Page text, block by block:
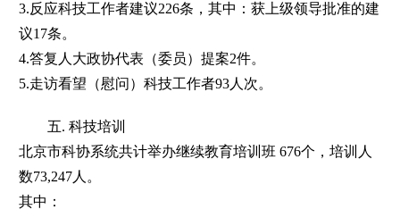
3.反应科技工作者建议226条，其中：获上级领导批准的建
议17条。
4.答复人大政协代表（委员）提案2件。
5.走访看望（慰问）科技工作者93人次。
五. 科技培训
北京市科协系统共计举办继续教育培训班 676个，培训人
数73,247人。
其中：